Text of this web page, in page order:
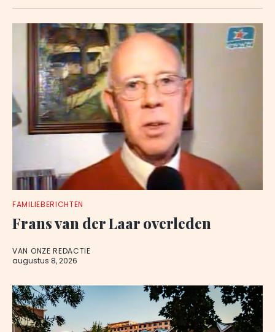
FAMILIEBERICHTEN
Frans van der Laar overleden
VAN ONZE REDACTIE
augustus 8, 2026